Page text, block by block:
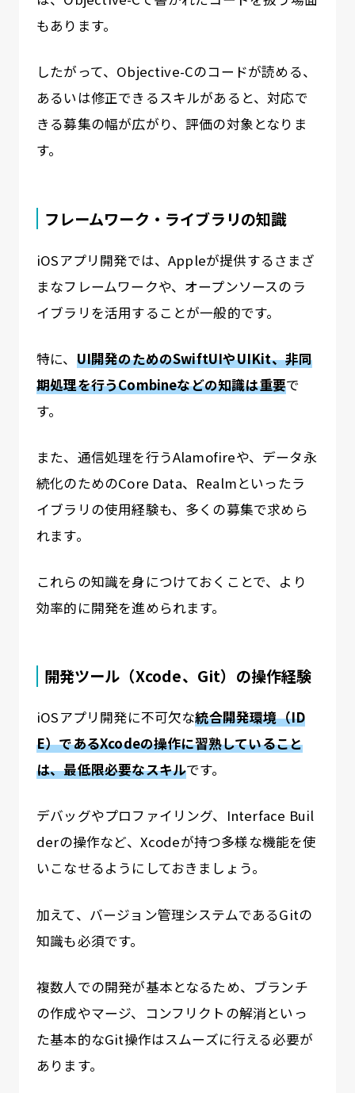
もあります。
したがって、Objective-Cのコードが読める、
あるいは修正できるスキルがあると、対応で
きる募集の幅が広がり、評価の対象となりま
す。
フレームワーク・ライブラリの知識
iOSアプリ開発では、Appleが提供するさまざ
まなフレームワークや、オープンソースのラ
イブラリを活用することが一般的です。
特に、 UI開発のためのSwiftUIやUIKit、非同
期処理を行うCombineなどの知識は重要で
す。
また、通信処理を行うAlamofireや、データ永
続化のためのCore Data、Realmといったラ
イブラリの使用経験も、多くの募集で求めら
れます。
これらの知識を身につけておくことで、より
効率的に開発を進められます。
開発ツール（Xcode、Git）の操作経験
iOSアプリ開発に不可欠な統合開発環境（ID
E）であるXcodeの操作に習熟していること
は、最低限必要なスキルです。
デバッグやプロファイリング、Interface Buil
derの操作など、Xcodeが持つ多様な機能を使
いこなせるようにしておきましょう。
加えて、バージョン管理システムであるGitの
知識も必須です。
複数人での開発が基本となるため、ブランチ
の作成やマージ、コンフリクトの解消といっ
た基本的なGit操作はスムーズに行える必要が
あります。